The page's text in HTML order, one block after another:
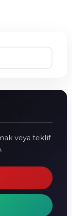
veya teklif